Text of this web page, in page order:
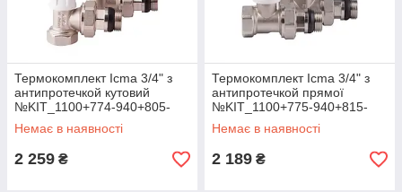
Термокомплект Icma 3/4" з
антипротечкой кутовий
№KIT_1100+774-940+805-
940
Немає в наявності
2 259 ₴
Термокомплект Icma 3/4" з
антипротечкой прямої
№KIT_1100+775-940+815-
940
Немає в наявності
2 189 ₴